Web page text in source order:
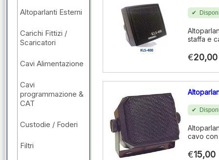
Altoparlanti Esterni
Carichi Fittizi /
Scaricatori
Cavi Alimentazione
Cavi
programmazione &
CAT
Custodie / Foderi
Filtri
staffa e
€20,00
cavo con
€15,00